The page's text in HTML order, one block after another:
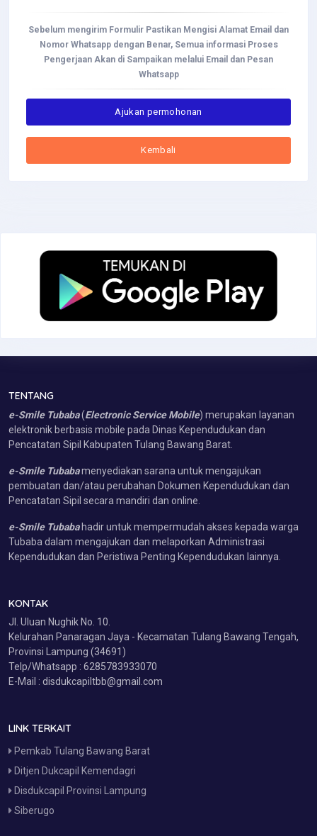
Sebelum mengirim Formulir Pastikan Mengisi Alamat Email dan
Nomor Whatsapp dengan Benar, Semua informasi Proses
Pengerjaan Akan di Sampaikan melalui Email dan Pesan
Whatsapp
Ajukan permohonan
Kembali
TENTANG
e-Smile Tubaba(Electronic Service Mobile) merupakan layanan
elektronik berbasis mobile pada Dinas Kependudukan dan
Pencatatan Sipil Kabupaten Tulang Bawang Barat.
e-Smile Tubabamenyediakan sarana untuk mengajukan
pembuatan dan/atau perubahan Dokumen Kependudukan dan
Pencatatan Sipil secara mandiri dan online.
e-Smile Tubabahadir untuk mempermudah akses kepada warga
Tubaba dalam mengajukan dan melaporkan Administrasi
Kependudukan dan Peristiwa Penting Kependudukan lainnya.
KONTAK
Jl. Uluan Nughik No. 10.
Kelurahan Panaragan Jaya - Kecamatan Tulang Bawang Tengah,
Provinsi Lampung (34691)
Telp/Whatsapp : 6285783933070
E-Mail : disdukcapiltbb@gmail.com
LINK TERKAIT
Pemkab Tulang Bawang Barat
Ditjen Dukcapil Kemendagri
Disdukcapil Provinsi Lampung
Siberugo